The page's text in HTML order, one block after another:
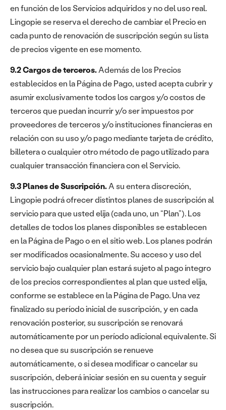
en función de los Servicios adquiridos y no del uso real.
Lingopie se reserva el derecho de cambiar el Precio en
cada punto de renovación de suscripción según su lista
de precios vigente en ese momento.
9.2 Cargos de terceros.Además de los Precios
establecidos en la Página de Pago, usted acepta cubrir y
asumir exclusivamente todos los cargos y/o costos de
terceros que puedan incurrir y/o ser impuestos por
proveedores de terceros y/o instituciones financieras en
relación con su uso y/o pago mediante tarjeta de crédito,
billetera o cualquier otro método de pago utilizado para
cualquier transacción financiera con el Servicio.
9.3 Planes de Suscripción.A su entera discreción,
Lingopie podrá ofrecer distintos planes de suscripción al
servicio para que usted elija (cada uno, un “Plan”). Los
detalles de todos los planes disponibles se establecen
en la Página de Pago o en el sitio web. Los planes podrán
ser modificados ocasionalmente. Su acceso y uso del
servicio bajo cualquier plan estará sujeto al pago íntegro
de los precios correspondientes al plan que usted elija,
conforme se establece en la Página de Pago. Una vez
finalizado su período inicial de suscripción, y en cada
renovación posterior, su suscripción se renovará
automáticamente por un período adicional equivalente. Si
no desea que su suscripción se renueve
automáticamente, o si desea modificar o cancelar su
suscripción, deberá iniciar sesión en su cuenta y seguir
las instrucciones para realizar los cambios o cancelar su
suscripción.